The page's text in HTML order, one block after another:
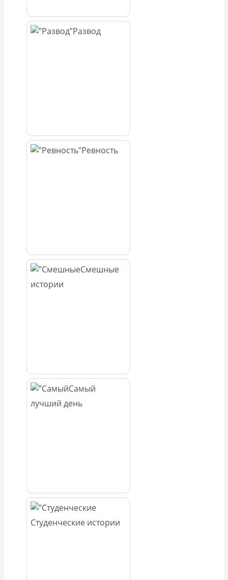
Развод
Ревность
Смешные
истории
Самый
лучший день
Студенческие истории